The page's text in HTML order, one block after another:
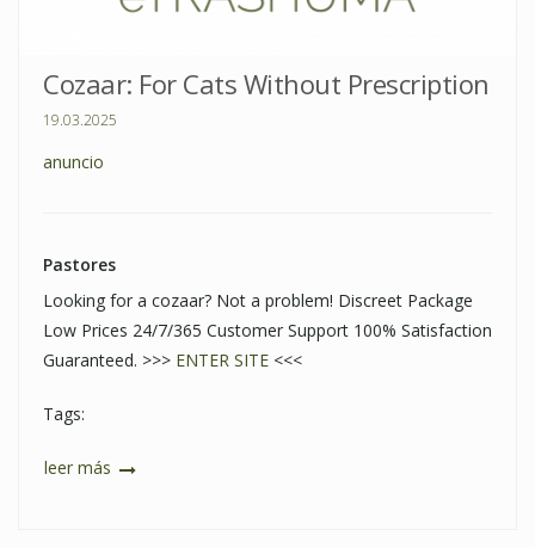
Cozaar: For Cats Without Prescription
19.03.2025
anuncio
Pastores
Looking for a cozaar? Not a problem! Discreet Package
Low Prices 24/7/365 Customer Support 100% Satisfaction
Guaranteed. >>> ENTER SITE <<<
Tags:
leer más